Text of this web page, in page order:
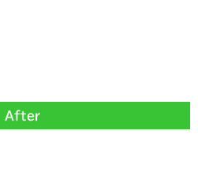
After